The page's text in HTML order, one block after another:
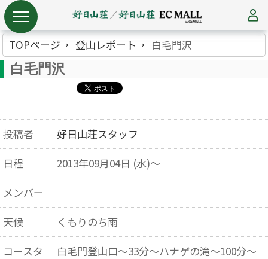
TOPページ 登山レポート 白毛門沢
白毛門沢
投稿者
好日山荘スタッフ
日程
2013年09月04日 (水)～
メンバー
天候
くもりのち雨
コースタ
白毛門登山口〜33分〜ハナゲの滝〜100分〜